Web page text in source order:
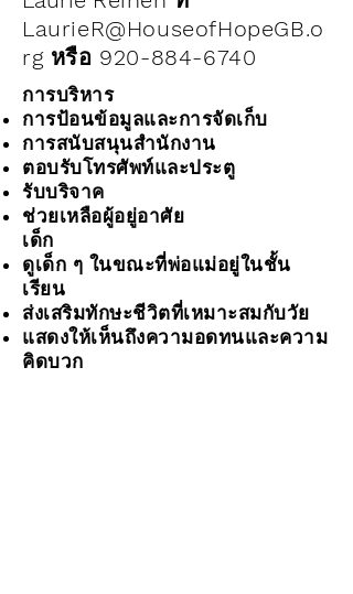
LaurieR@HouseofHopeGB.o
rg หรือ 920-884-6740
การบริหาร
การป้อนข้อมูลและการจัดเก็บ
การสนับสนุนสำนักงาน
ตอบรับโทรศัพท์และประตู
รับบริจาค
ช่วยเหลือผู้อยู่อาศัย
เด็ก
ดูเด็ก ๆ ในขณะที่พ่อแม่อยู่ในชั้น
เรียน
ส่งเสริมทักษะชีวิตที่เหมาะสมกับวัย
แสดงให้เห็นถึงความอดทนและความ
คิดบวก